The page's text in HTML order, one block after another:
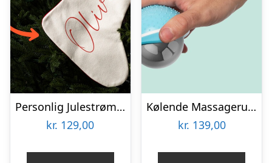
Personlig Julestrømpe med Tekst
kr. 129,00
Kølende Massageruller
kr. 139,00